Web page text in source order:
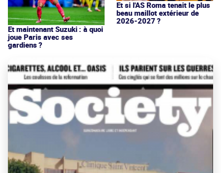
Et maintenant Suzuki : à quoi
joue Paris avec ses
gardiens ?
Et si l'AS Roma tenait le plus
beau maillot extérieur de
2026-2027 ?